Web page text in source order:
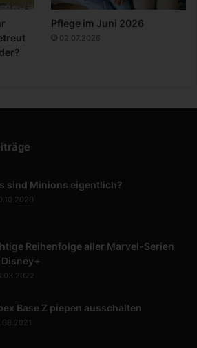
Pflege im Juni 2026
02.07.2026
sind Minions eigentlich?
Reihenfolge aller Marvel-Serien
Base Z piepen ausschalten